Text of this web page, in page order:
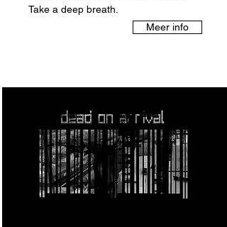
Take a deep breath.
Meer info